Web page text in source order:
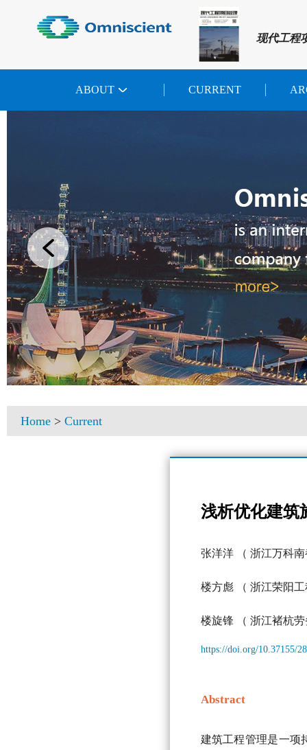
现代工程
ABOUT CURRENT
Home > Current
浅析优化建筑
张洋洋 （ 浙江万科
楼方彪 （ 浙江荣阳
楼旋锋 （ 浙江褚杭
https://doi.org/10.37155/
Abstract
建筑工程管理是一项